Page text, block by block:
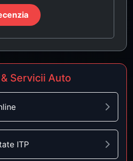
Servicii Auto
ITP